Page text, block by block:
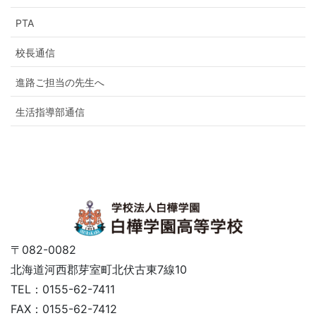
PTA
校長通信
進路ご担当の先生へ
生活指導部通信
〒082-0082
北海道河西郡芽室町北伏古東7線10
TEL：0155-62-7411
FAX：0155-62-7412